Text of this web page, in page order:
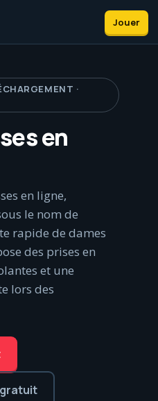
Jouer
·
en
en ligne,
le nom de
rapide de dames
des prises en
et une
lors des